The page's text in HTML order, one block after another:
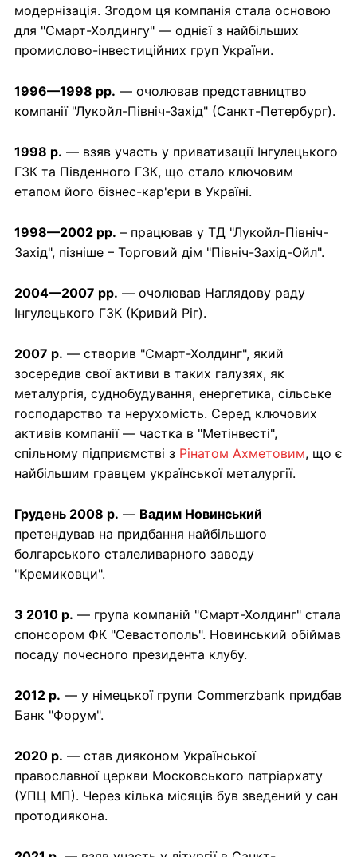
модернізація. Згодом ця компанія стала основою
для "Смарт-Холдингу" — однієї з найбільших
промислово-інвестиційних груп України.
1996—1998 рр. — очолював представництво
компанії "Лукойл-Північ-Захід" (Санкт-Петербург).
1998 р. — взяв участь у приватизації Інгулецького
ГЗК та Південного ГЗК, що стало ключовим
етапом його бізнес-кар'єри в Україні.
1998—2002 рр. – працював у ТД "Лукойл-Північ-
Захід", пізніше – Торговий дім "Північ-Захід-Ойл".
2004—2007 рр. — очолював Наглядову раду
Інгулецького ГЗК (Кривий Ріг).
2007 р. — створив "Смарт-Холдинг", який
зосередив свої активи в таких галузях, як
металургія, суднобудування, енергетика, сільське
господарство та нерухомість. Серед ключових
активів компанії — частка в "Метінвесті",
спільному підприємстві з Рінатом Ахметовим, що є
найбільшим гравцем української металургії.
Грудень 2008 р. — Вадим Новинський
претендував на придбання найбільшого
болгарського сталеливарного заводу
"Кремиковци".
З 2010 р. — група компаній "Смарт-Холдинг" стала
спонсором ФК "Севастополь". Новинський обіймав
посаду почесного президента клубу.
2012 р. — у німецької групи Commerzbank придбав
Банк "Форум".
2020 р. — став дияконом Української
православної церкви Московського патріархату
(УПЦ МП). Через кілька місяців був зведений у сан
протодиякона.